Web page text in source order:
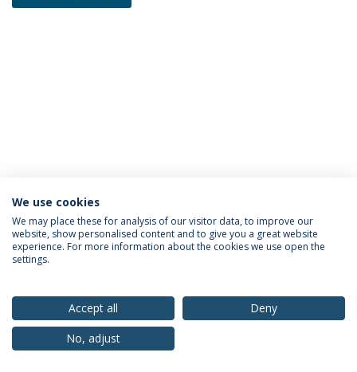
Política de Privacidade
Termos & Condições
Direitos do Titular dos Dados
© 2026 Universidade Católica Portuguesa
We use cookies
We may place these for analysis of our visitor data, to improve our
website, show personalised content and to give you a great website
experience. For more information about the cookies we use open the
settings.
Accept all
Deny
No, adjust